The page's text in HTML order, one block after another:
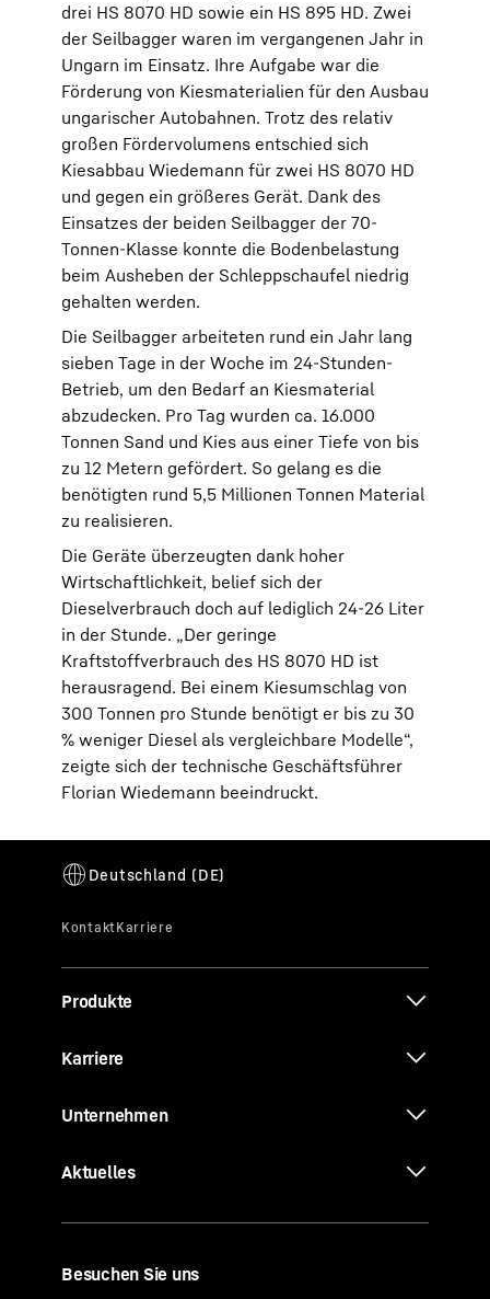
drei HS 8070 HD sowie ein HS 895 HD. Zwei
der Seilbagger waren im vergangenen Jahr in
Ungarn im Einsatz. Ihre Aufgabe war die
Förderung von Kiesmaterialien für den Ausbau
ungarischer Autobahnen. Trotz des relativ
großen Fördervolumens entschied sich
Kiesabbau Wiedemann für zwei HS 8070 HD
und gegen ein größeres Gerät. Dank des
Einsatzes der beiden Seilbagger der 70-
Tonnen-Klasse konnte die Bodenbelastung
beim Ausheben der Schleppschaufel niedrig
gehalten werden.
Die Seilbagger arbeiteten rund ein Jahr lang
sieben Tage in der Woche im 24-Stunden-
Betrieb, um den Bedarf an Kiesmaterial
abzudecken. Pro Tag wurden ca. 16.000
Tonnen Sand und Kies aus einer Tiefe von bis
zu 12 Metern gefördert. So gelang es die
benötigten rund 5,5 Millionen Tonnen Material
zu realisieren.
Die Geräte überzeugten dank hoher
Wirtschaftlichkeit, belief sich der
Dieselverbrauch doch auf lediglich 24-26 Liter
in der Stunde. „Der geringe
Kraftstoffverbrauch des HS 8070 HD ist
herausragend. Bei einem Kiesumschlag von
300 Tonnen pro Stunde benötigt er bis zu 30
% weniger Diesel als vergleichbare Modelle“,
zeigte sich der technische Geschäftsführer
Florian Wiedemann beeindruckt.
Produkte
Karriere
Unternehmen
Aktuelles
Besuchen Sie uns